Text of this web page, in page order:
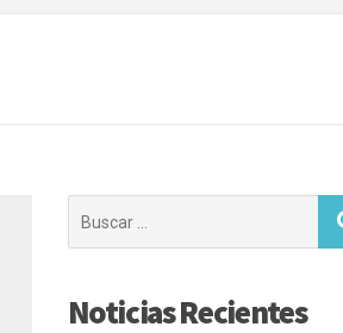
Noticias Recientes